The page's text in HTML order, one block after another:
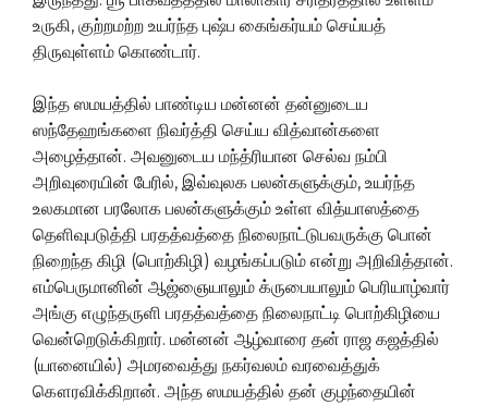
உருகி, குற்றமற்ற உயர்ந்த புஷ்ப கைங்கர்யம் செய்யத்
திருவுள்ளம் கொண்டார்.
இந்த ஸமயத்தில் பாண்டிய மன்னன் தன்னுடைய
ஸந்தேஹங்களை நிவர்த்தி செய்ய வித்வான்களை
அழைத்தான். அவனுடைய மந்த்ரியான செல்வ நம்பி
அறிவுரையின் பேரில், இவ்வுலக பலன்களுக்கும், உயர்ந்த
உலகமான பரலோக பலன்களுக்கும் உள்ள வித்யாஸத்தை
தெளிவுபடுத்தி பரதத்வத்தை நிலைநாட்டுபவருக்கு பொன்
நிறைந்த கிழி (பொற்கிழி) வழங்கப்படும் என்று அறிவித்தான்.
எம்பெருமானின் ஆஜ்ஞையாலும் க்ருபையாலும் பெரியாழ்வார்
அங்கு எழுந்தருளி பரதத்வத்தை நிலைநாட்டி பொற்கிழியை
வென்றெடுக்கிறார். மன்னன் ஆழ்வாரை தன் ராஜ கஜத்தில்
(யானையில்) அமரவைத்து நகர்வலம் வரவைத்துக்
கௌரவிக்கிறான். அந்த ஸமயத்தில் தன் குழந்தையின்